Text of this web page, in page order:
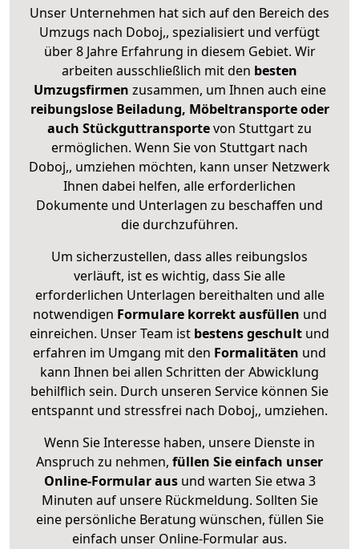
Unser Unternehmen hat sich auf den Bereich des
Umzugs nach Doboj,, spezialisiert und verfügt
über 8 Jahre Erfahrung in diesem Gebiet. Wir
arbeiten ausschließlich mit den besten
Umzugsfirmen zusammen, um Ihnen auch eine
reibungslose Beiladung, Möbeltransporte oder
auch Stückguttransportevon Stuttgart zu
ermöglichen. Wenn Sie von Stuttgart nach
Doboj,, umziehen möchten, kann unser Netzwerk
Ihnen dabei helfen, alle erforderlichen
Dokumente und Unterlagen zu beschaffen und
die durchzuführen.
Um sicherzustellen, dass alles reibungslos
verläuft, ist es wichtig, dass Sie alle
erforderlichen Unterlagen bereithalten und alle
notwendigen Formulare korrekt ausfüllen und
einreichen. Unser Team ist bestens geschult und
erfahren im Umgang mit den Formalitäten und
kann Ihnen bei allen Schritten der Abwicklung
behilflich sein. Durch unseren Service können Sie
entspannt und stressfrei nach Doboj,, umziehen.
Wenn Sie Interesse haben, unsere Dienste in
Anspruch zu nehmen, füllen Sie einfach unser
Online-Formular ausund warten Sie etwa 3
Minuten auf unsere Rückmeldung. Sollten Sie
eine persönliche Beratung wünschen, füllen Sie
einfach unser Online-Formular aus.